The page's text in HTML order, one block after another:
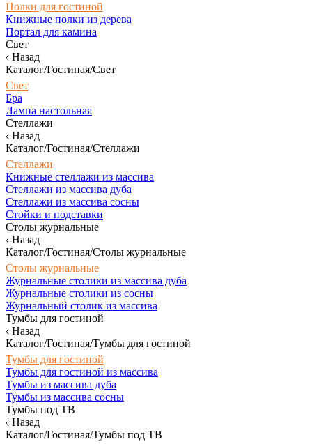
Полки для гостиной
Книжные полки из дерева
Портал для камина
Свет
Назад
Каталог/Гостиная/Свет
Свет
Бра
Лампа настольная
Стеллажи
Назад
Каталог/Гостиная/Стеллажи
Стеллажи
Книжные стеллажи из массива
Стеллажи из массива дуба
Стеллажи из массива сосны
Стойки и подставки
Столы журнальные
Назад
Каталог/Гостиная/Столы журнальные
Столы журнальные
Журнальные столики из массива дуба
Журнальные столики из сосны
Журнальный столик из массива
Тумбы для гостиной
Назад
Каталог/Гостиная/Тумбы для гостиной
Тумбы для гостиной
Тумбы для гостиной из массива
Тумбы из массива дуба
Тумбы из массива сосны
Тумбы под ТВ
Назад
Каталог/Гостиная/Тумбы под ТВ